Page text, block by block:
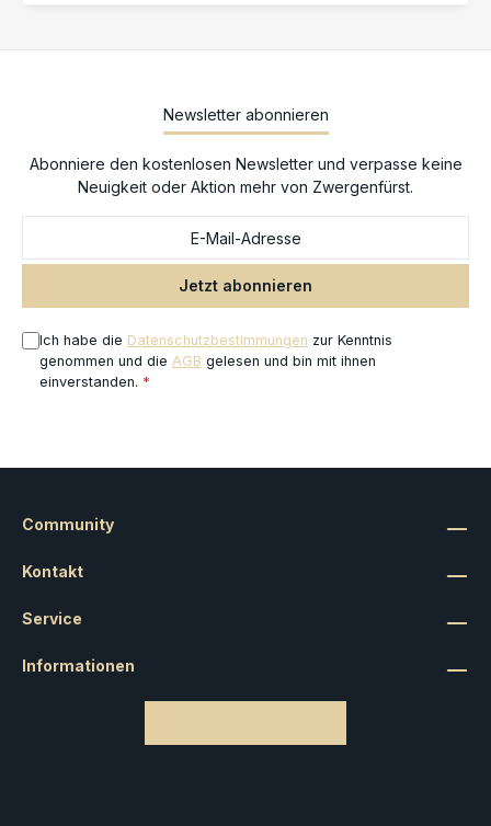
Newsletter abonnieren
Abonniere den kostenlosen Newsletter und verpasse keine
Neuigkeit oder Aktion mehr von Zwergenfürst.
Jetzt abonnieren
Ich habe die Datenschutzbestimmungen zur Kenntnis
genommen und die AGB gelesen und bin mit ihnen
einverstanden. *
Kontakt
Service
Informationen
Community